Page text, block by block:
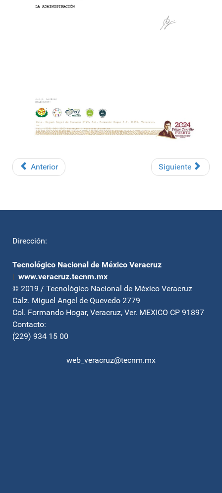
Anterior Siguiente
Dirección:
Tecnológico Nacional de México Veracruz
| www.veracruz.tecnm.mx
© 2019 / Tecnológico Nacional de México Veracruz
Calz. Miguel Angel de Quevedo 2779
Col. Formando Hogar, Veracruz, Ver. MEXICO CP 91897
Contacto:
(229) 934 15 00
web_veracruz@tecnm.mx